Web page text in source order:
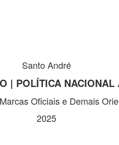
Santo André
| POLÍTICA
Oficiais e Demais
2025